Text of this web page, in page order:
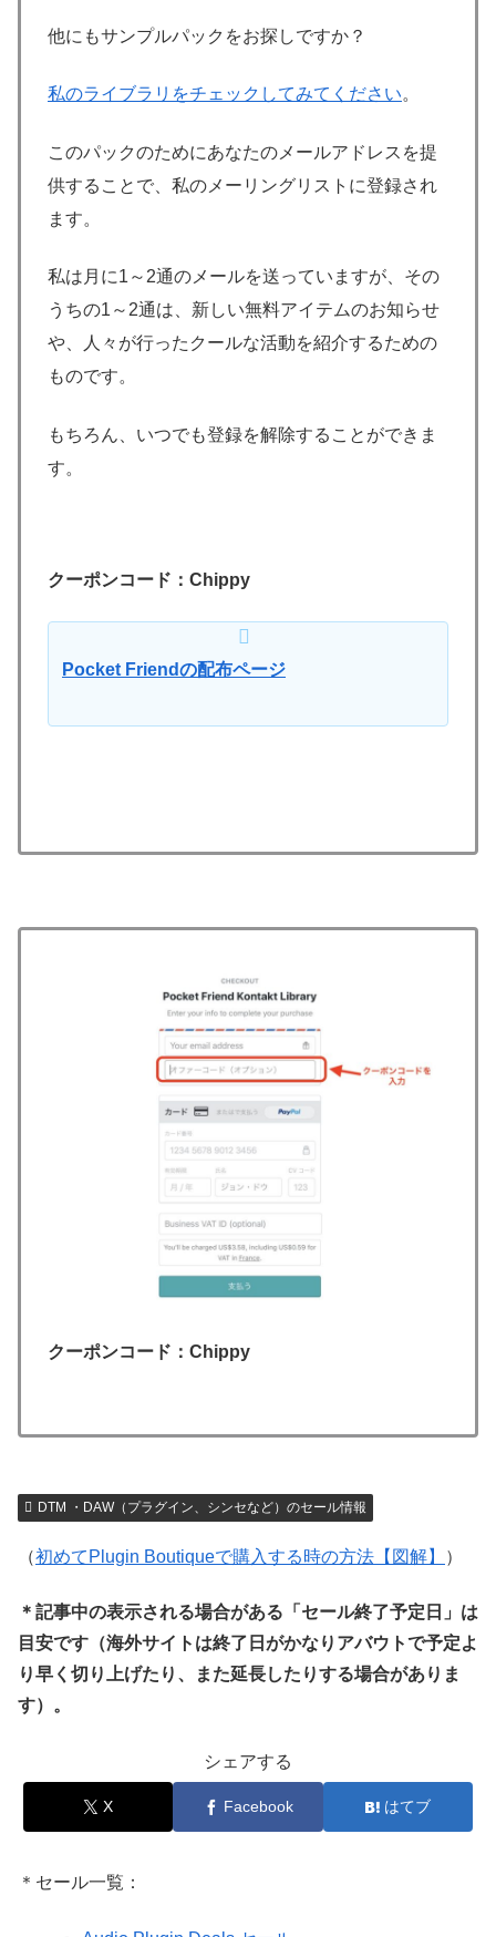
他にもサンプルパックをお探しですか？
私のライブラリをチェックしてみてください。
このパックのためにあなたのメールアドレスを提
供することで、私のメーリングリストに登録され
ます。
私は月に1～2通のメールを送っていますが、その
うちの1～2通は、新しい無料アイテムのお知らせ
や、人々が行ったクールな活動を紹介するための
ものです。
もちろん、いつでも登録を解除することができま
す。
クーポンコード：Chippy
Pocket Friendの配布ページ
クーポンコード：Chippy
DTM ・DAW（プラグイン、シンセなど）のセール情報
（初めてPlugin Boutiqueで購入する時の方法【図解】 ）
＊記事中の表示される場合がある「セール終了予定日」は
目安です（海外サイトは終了日がかなりアバウトで予定よ
り早く切り上げたり、また延長したりする場合がありま
す）。
シェアする
X Facebook はてブ
＊セール一覧：